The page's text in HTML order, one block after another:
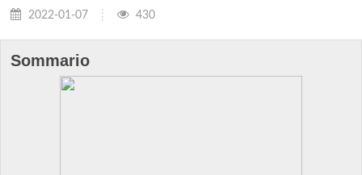
2022-01-07 430
Sommario